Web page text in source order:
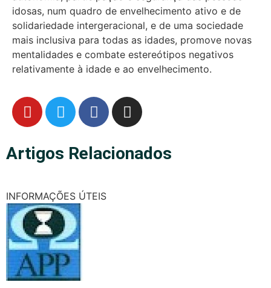
idosas, num quadro de envelhecimento ativo e de
solidariedade intergeracional, e de uma sociedade
mais inclusiva para todas as idades, promove novas
mentalidades e combate estereótipos negativos
relativamente à idade e ao envelhecimento.
Artigos Relacionados
INFORMAÇÕES ÚTEIS